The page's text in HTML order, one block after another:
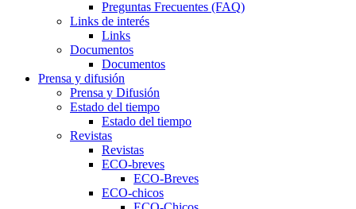
Preguntas Frecuentes (FAQ)
Links de interés
Links
Documentos
Documentos
Prensa y difusión
Prensa y Difusión
Estado del tiempo
Estado del tiempo
Revistas
Revistas
ECO-breves
ECO-Breves
ECO-chicos